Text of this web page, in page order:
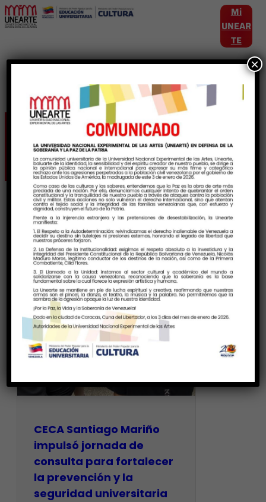
Mi
UNEAR
TE
Etiqueta:MitosYLeyendas
CECA Santiago Mariño
impulsó jornada de
consulta para fortalecer
la prevención y la
seguridad universitaria
×